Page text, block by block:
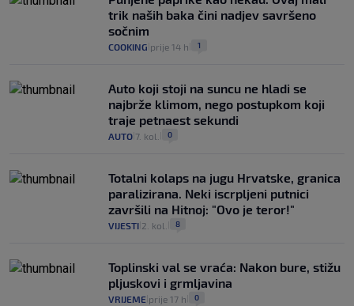
trik naših baka čini nadjev savršeno
sočnim
COOKING prije 14 h 1
Auto koji stoji na suncu ne hladi se
najbrže klimom, nego postupkom koji
traje petnaest sekundi
AUTO 7. kol. 0
Totalni kolaps na jugu Hrvatske, granica
paralizirana. Neki iscrpljeni putnici
završili na Hitnoj: "Ovo je teror!"
VIJESTI 2. kol. 8
Toplinski val se vraća: Nakon bure, stižu
pljuskovi i grmljavina
VRIJEME prije 17 h 0